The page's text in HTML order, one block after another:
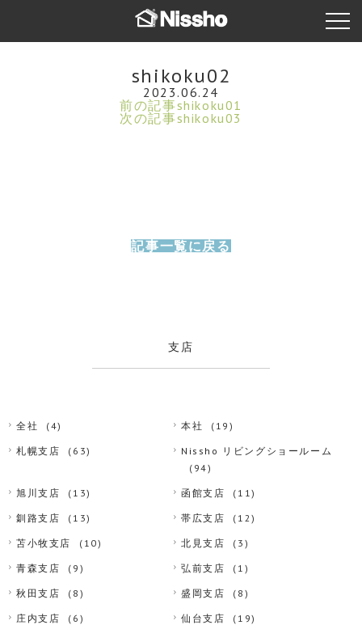
shikoku02
2023.06.24
前の記事shikoku01
次の記事shikoku03
記事一覧に戻る
支店
全社 (4) 本社 (19)
札幌支店 (63)
Nissho リビングショールーム
(94)
旭川支店 (13) 函館支店 (11)
釧路支店 (13) 帯広支店 (12)
苫小牧支店 (10) 北見支店 (3)
青森支店 (9) 弘前支店 (1)
秋田支店 (8) 盛岡支店 (8)
庄内支店 (6) 仙台支店 (19)